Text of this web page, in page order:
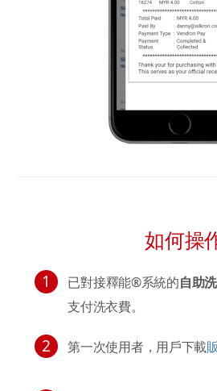
如何操
已對接釋能®系統的自助
支付洗衣費。
第一次使用者，用戶下載